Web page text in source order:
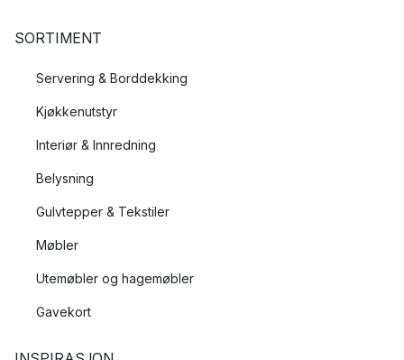
SORTIMENT
Servering & Borddekking
Kjøkkenutstyr
Interiør & Innredning
Belysning
Gulvtepper & Tekstiler
Møbler
Utemøbler og hagemøbler
Gavekort